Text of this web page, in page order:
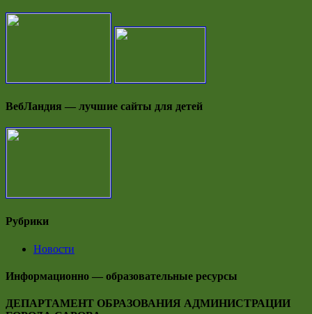
ВебЛандия — лучшие сайты для детей
Рубрики
Новости
Информационно — образовательные ресурсы
ДЕПАРТАМЕНТ ОБРАЗОВАНИЯ АДМИНИСТРАЦИИ